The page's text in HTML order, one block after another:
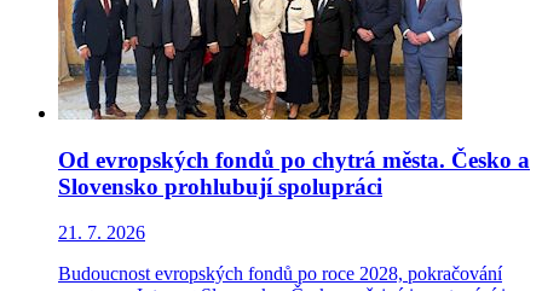
Od evropských fondů po chytrá města. Česko a
Slovensko prohlubují spolupráci
21. 7. 2026
Budoucnost evropských fondů po roce 2028, pokračování